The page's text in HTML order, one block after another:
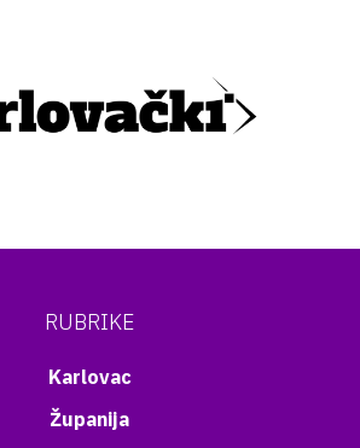
RUBRIKE
Karlovac
Županija